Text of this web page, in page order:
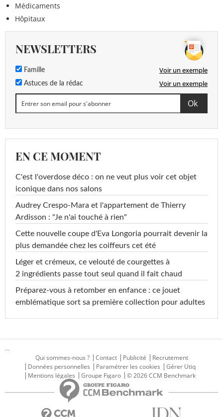
Médicaments
Hôpitaux
NEWSLETTERS
Famille Voir un exemple
Astuces de la rédac Voir un exemple
EN CE MOMENT
C'est l'overdose déco : on ne veut plus voir cet objet
iconique dans nos salons
Audrey Crespo-Mara et l'appartement de Thierry
Ardisson : "Je n'ai touché à rien"
Cette nouvelle coupe d'Eva Longoria pourrait devenir la
plus demandée chez les coiffeurs cet été
Léger et crémeux, ce velouté de courgettes à
2 ingrédients passe tout seul quand il fait chaud
Préparez-vous à retomber en enfance : ce jouet
emblématique sort sa première collection pour adultes
...
Qui sommes-nous ?
Contact Publicité
Recrutement
Données personnelles
Paramétrer les cookies
Gérer Utiq
Mentions légales
Groupe Figaro © 2026 CCM Benchmark